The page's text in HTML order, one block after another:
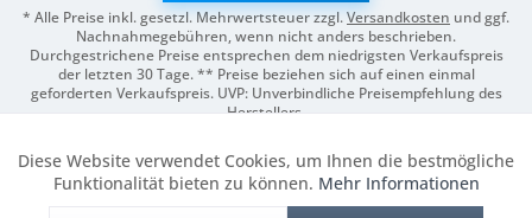
* Alle Preise inkl. gesetzl. Mehrwertsteuer zzgl.Versandkosten und ggf.
Nachnahmegebühren, wenn nicht anders beschrieben.
Durchgestrichene Preise entsprechen dem niedrigsten Verkaufspreis
der letzten 30 Tage. ** Preise beziehen sich auf einen einmal
geforderten Verkaufspreis. UVP: Unverbindliche Preisempfehlung des
Herstellers.
Funktionale Aktiv
Diese Website verwendet Cookies, um Ihnen die bestmögliche
Funktionalität bieten zu können. Mehr Informationen